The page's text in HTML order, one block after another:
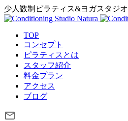
少人数制ピラティス&ヨガスタジオ
TOP
コンセプト
ピラティスとは
スタッフ紹介
料金プラン
アクセス
ブログ